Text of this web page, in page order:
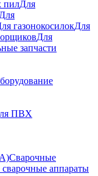
пилДля
Для
газонокосилокДля
Для
запчасти
ПВХ
Сварочные
аппараты